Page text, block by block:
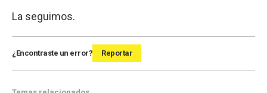
La seguimos.
¿Encontraste un error? Reportar